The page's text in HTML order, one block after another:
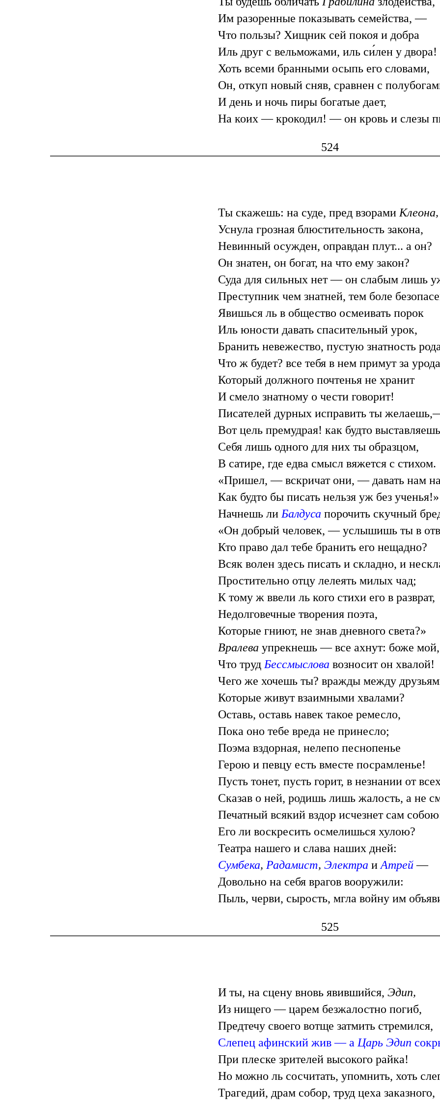
Им разоренные показывать семейства, —
Что пользы? Хищник сей покоя и добра
Иль друг с вельможами, иль си́лен у двора!
Хоть всеми бранными осыпь его словами,
Он, откуп новый сняв, сравнен с
И день и ночь пиры богатые дает,
На коих — крокодил! — он кровь и слезы
524
Ты скажешь: на суде, пред взорами Клеона,
Уснула грозная блюстительность закона,
Невинный осужден, оправдан плут... а он?
Он знатен, он богат, на что ему закон?
Суда для сильных нет — он слабым лишь
Преступник чем знатней, тем боле
Явишься ль в общество осмеивать порок
Иль юности давать спасительный урок,
Бранить невежество, пустую знатность
Что ж будет? все тебя в нем примут за
Который должного почтенья не хранит
И смело знатному о чести говорит!
Писателей дурных исправить ты
Вот цель премудрая! как будто выставляешь
Себя лишь одного для них ты образцом,
В сатире, где едва смысл вяжется с стихом.
«Пришел, — вскричат они, — давать нам
Как будто бы писать нельзя уж без ученья!»
Начнешь ли Балдуса порочить скучный
«Он добрый человек, — услышишь ты в
Кто право дал тебе бранить его нещадно?
Всяк волен здесь писать и складно, и
Простительно отцу лелеять милых чад;
К тому ж ввели ль кого стихи его в разврат,
Недолговечные творения поэта,
Которые гниют, не знав дневного света?»
Вралева упрекнешь — все ахнут: боже мой,
Что труд Бессмыслова возносит он хвалой!
Чего же хочешь ты? вражды между
Которые живут взаимными хвалами?
Оставь, оставь навек такое ремесло,
Пока оно тебе вреда не принесло;
Поэма вздорная, нелепо песнопенье
Герою и певцу есть вместе посрамленье!
Пусть тонет, пусть горит, в незнании от
Сказав о ней, родишь лишь жалость, а не
Печатный всякий вздор исчезнет сам
Его ли воскресить осмелишься хулою?
Театра нашего и слава наших дней:
Сумбека, Радамист, Электра и Атрей —
Довольно на себя врагов вооружили:
Пыль, черви, сырость, мгла войну им
525
И ты, на сцену вновь явившийся, Эдип,
Из нищего — царем безжалостно погиб,
Предтечу своего вотще затмить стремился,
Слепец афинский жив — а Царь Эдип
При плеске зрителей высокого райка!
Но можно ль сосчитать, упомнить, хоть
Трагедий, драм собор, труд цеха заказного,